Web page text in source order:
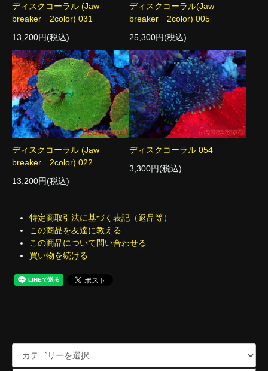
ディスクコーラル (Jaw
breaker 2color) 031
13,200円(税込)
ディスクコーラル(Jaw
breaker 2color) 005
25,300円(税込)
ディスクコーラル (Jaw
breaker 2color) 022
13,200円(税込)
ディスクコーラル 054
3,300円(税込)
特定商取引法に基づく表記（返品等）
この商品を友達に教える
この商品について問い合わせる
買い物を続ける